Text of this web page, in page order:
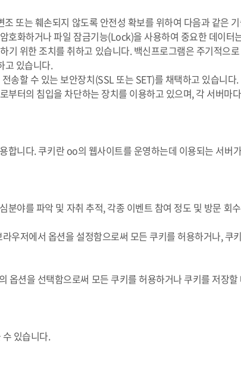
또는 훼손되지 않도록 안전성 확보를 위하여 다음과 같은
호화하거나 파일 잠금기능(Lock)을 사용하여 중요한 데이터
위한 조치를 취하고 있습니다. 백신프로그램은 주기적으
고 있습니다.
송할 수 있는 보안장치(SSL 또는 SET)를 채택하고 있습니다.
터의 침입을 차단하는 장치를 이용하고 있으며, 각 서버마
합니다. 쿠키란 oo의 웹사이트를 운영하는데 이용되는 서버
야를 파악 및 자취 추적, 각종 이벤트 참여 정도 및 방문 회
우저에서 옵션을 설정함으로써 모든 쿠키를 허용하거나, 쿠
옵션을 선택함으로써 모든 쿠키를 허용하거나 쿠키를 저장
있습니다.